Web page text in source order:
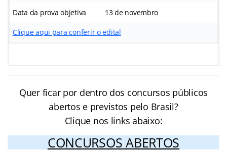
Data da prova objetiva 13 de novembro
Clique aqui para conferir o edital
Quer ficar por dentro dos concursos públicos
abertos e previstos pelo Brasil?
Clique nos links abaixo:
CONCURSOS ABERTOS